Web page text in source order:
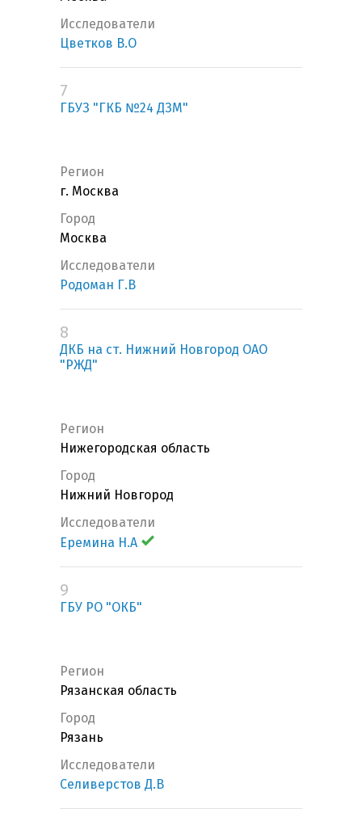
Исследователи
Цветков В.О
7
ГБУЗ "ГКБ №24 ДЗМ"
Регион
г. Москва
Город
Москва
Исследователи
Родоман Г.В
8
ДКБ на ст. Нижний Новгород ОАО
"РЖД"
Регион
Нижегородская область
Город
Нижний Новгород
Исследователи
Еремина Н.А
9
ГБУ РО "ОКБ"
Регион
Рязанская область
Город
Рязань
Исследователи
Селиверстов Д.В